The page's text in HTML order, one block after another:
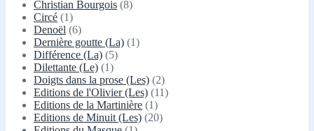
Christian Bourgois (8)
Circé (1)
Denoël (6)
Dernière goutte (La) (1)
Différence (La) (5)
Dilettante (Le) (1)
Doigts dans la prose (Les) (2)
Editions de l'Olivier (Les) (11)
Editions de la Martinière (1)
Editions de Minuit (Les) (20)